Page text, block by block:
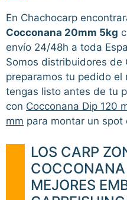
En Chachocarp
Cocconana 20mm 5kg
envío 24/48h a toda
Somos distribuidores de
preparamos tu pedido el
tengas listo antes de tu
con Cocconana Dip 120
mm para montar un
LOS CARP
MEJORES